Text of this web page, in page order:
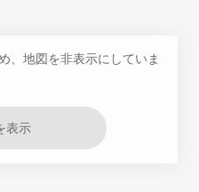
、地図を非表示にしていま
表示